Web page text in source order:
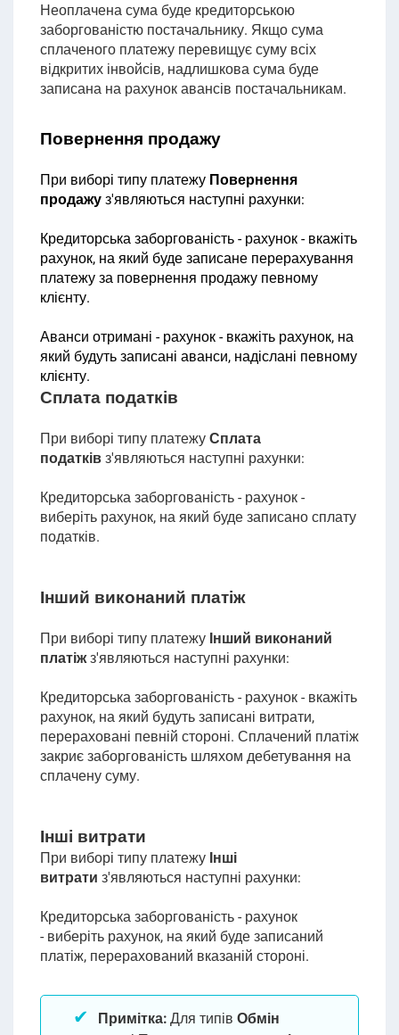
Неоплачена сума буде кредиторською
заборгованістю постачальнику. Якщо сума
сплаченого платежу перевищує суму всіх
відкритих інвойсів, надлишкова сума буде
записана на рахунок авансів постачальникам.
Повернення продажу
При виборі типу платежу Повернення
продажуз'являються наступні рахунки:
Кредиторська заборгованість - рахунок - вкажіть
рахунок, на який буде записане перерахування
платежу за повернення продажу певному
клієнту.
Аванси отримані - рахунок - вкажіть рахунок, на
який будуть записані аванси, надіслані певному
клієнту.
Сплата податків
При виборі типу платежуСплата
податківз'являються наступні рахунки:
Кредиторська заборгованість - рахунок -
виберіть рахунок, на який буде записано сплату
податків.
Інший виконаний платіж
При виборі типу платежуІнший виконаний
платіжз'являються наступні рахунки:
Кредиторська заборгованість - рахунок - вкажіть
рахунок, на який будуть записані витрати,
перераховані певній стороні. Сплачений платіж
закриє заборгованість шляхом дебетування на
сплачену суму.
Інші витрати
При виборі типу платежуІнші
витрати з'являються наступні рахунки:
Кредиторська заборгованість - рахунок
- виберіть рахунок, на який буде записаний
платіж, перерахований вказаній стороні.
Примітка:Для типів Обмін